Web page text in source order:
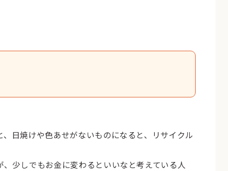
日焼けや色あせがないものになると、リサイクル
少しでもお金に変わるといいなと考えている人